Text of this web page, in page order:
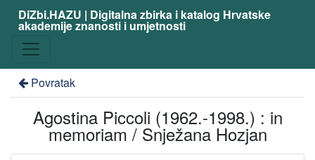
DiZbi.HAZU | Digitalna zbirka i katalog Hrvatske
akademije znanosti i umjetnosti
Povratak
Agostina Piccoli (1962.-1998.) : in
memoriam / Snježana Hozjan